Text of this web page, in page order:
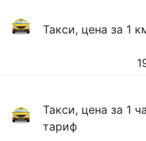
Такси, цена за 1
Такси, цена за 1
тариф